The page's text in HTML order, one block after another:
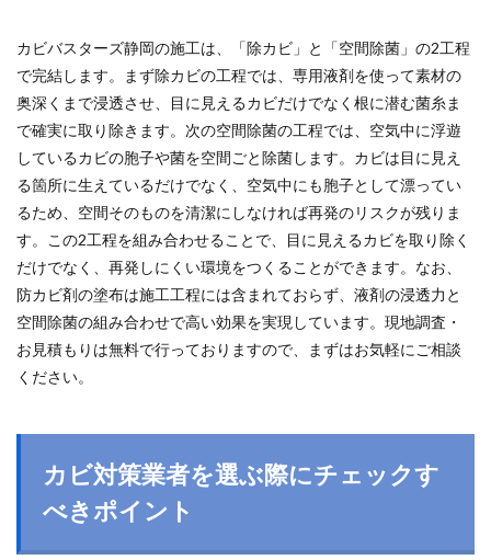
カビバスターズ静岡の施工は、「除カビ」と「空間除菌」の2工程
で完結します。まず除カビの工程では、専用液剤を使って素材の
奥深くまで浸透させ、目に見えるカビだけでなく根に潜む菌糸ま
で確実に取り除きます。次の空間除菌の工程では、空気中に浮遊
しているカビの胞子や菌を空間ごと除菌します。カビは目に見え
る箇所に生えているだけでなく、空気中にも胞子として漂ってい
るため、空間そのものを清潔にしなければ再発のリスクが残りま
す。この2工程を組み合わせることで、目に見えるカビを取り除く
だけでなく、再発しにくい環境をつくることができます。なお、
防カビ剤の塗布は施工工程には含まれておらず、液剤の浸透力と
空間除菌の組み合わせで高い効果を実現しています。現地調査・
お見積もりは無料で行っておりますので、まずはお気軽にご相談
ください。
カビ対策業者を選ぶ際にチェックす
べきポイント